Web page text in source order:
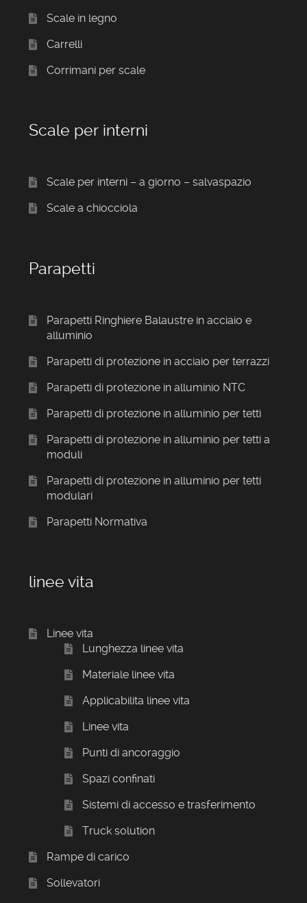
Scale in legno
Carrelli
Corrimani per scale
Scale per interni
Scale per interni – a giorno – salvaspazio
Scale a chiocciola
Parapetti
Parapetti Ringhiere Balaustre in acciaio e
alluminio
Parapetti di protezione in acciaio per terrazzi
Parapetti di protezione in alluminio NTC
Parapetti di protezione in alluminio per tetti
Parapetti di protezione in alluminio per tetti a
moduli
Parapetti di protezione in alluminio per tetti
modulari
Parapetti Normativa
linee vita
Linee vita
Lunghezza linee vita
Materiale linee vita
Applicabilita linee vita
Linee vita
Punti di ancoraggio
Spazi confinati
Sistemi di accesso e trasferimento
Truck solution
Rampe di carico
Sollevatori